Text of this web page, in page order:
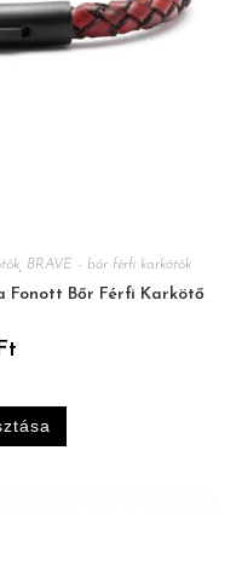
, BRAVE - bőr férfi karkötők
Fonott Bőr Férfi Karkötő